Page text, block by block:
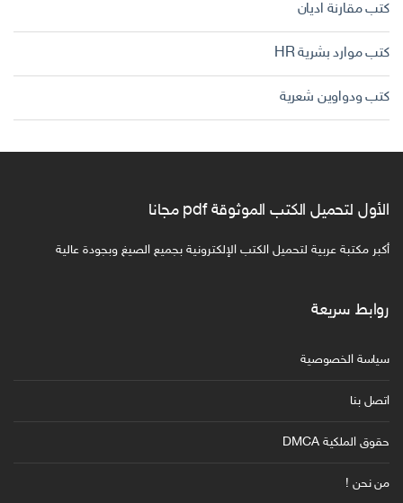
كتب مقارنة اديان
كتب موارد بشرية HR
كتب ودواوين شعرية
الأول لتحميل الكتب الموثوقة pdf مجانا
أكبر مكتبة عربية لتحميل الكتب الإلكترونية بجميع الصيغ وبجودة عالية
روابط سريعة
سياسة الخصوصية
اتصل بنا
حقوق الملكية DMCA
من نحن !